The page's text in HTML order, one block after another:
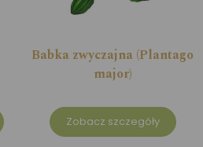
Babka zwyczajna (Plantago
major)
Zobacz szczegóły